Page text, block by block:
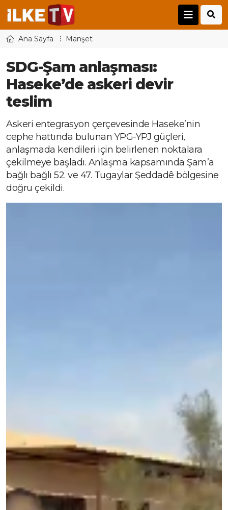
Ana Sayfa Manşet
SDG-Şam anlaşması:
Haseke’de askeri devir
teslim
Askeri entegrasyon çerçevesinde Haseke’nin
cephe hattında bulunan YPG-YPJ güçleri,
anlaşmada kendileri için belirlenen noktalara
çekilmeye başladı. Anlaşma kapsamında Şam’a
bağlı bağlı 52. ve 47. Tugaylar Şeddadê bölgesine
doğru çekildi.